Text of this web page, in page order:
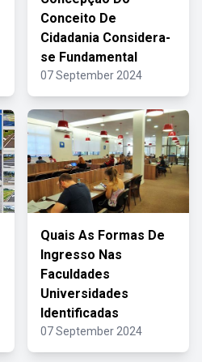
Conceito De
Cidadania Considera-
se Fundamental
07 September 2024
Quais As Formas De
Ingresso Nas
Faculdades
Universidades
Identificadas
07 September 2024